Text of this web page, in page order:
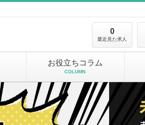
0
最近見た求人
お役立ちコラム
COLUMN